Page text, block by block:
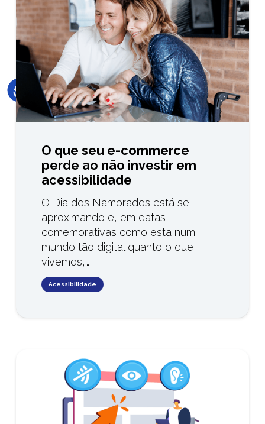
O que seu e-commerce
perde ao não investir em
acessibilidade
O Dia dos Namorados está se
aproximando e, em datas
comemorativas como esta,num
mundo tão digital quanto o que
vivemos,…
Acessibilidade